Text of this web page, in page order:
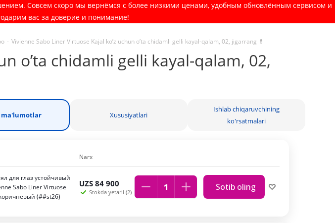
Совсем скоро мы вернёмся с более низкими ценами, удобным обновлённым сервисом и
вас за доверие и понимание!
- Vivienne Sabo Liner Virtuose Kajal ko’z uchun o’ta chidamli gelli kayal-qalam, 02, jigarrang 💊
o’ta chidamli gelli kayal-qalam, 02,
ma'lumotlar Xususiyatlari
Ishlab chiqaruvchining
ko'rsatmalari
Narx
для глаз устойчивый
Sabo Liner Virtuose
(##st26)
UZS84 900
Stokda yetarli (2) Sotib oling